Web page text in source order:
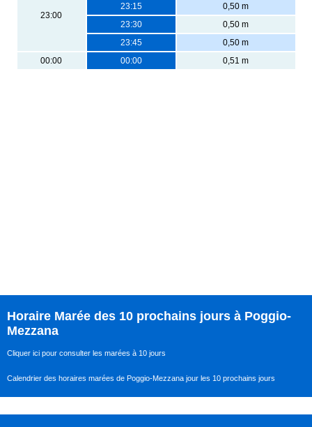
23:00
23:15
0,50 m
23:30
0,50 m
23:45
0,50 m
00:00
00:00 0,51 m
Horaire Marée des 10 prochains jours à Poggio-
Mezzana
Cliquer ici pour consulter les marées à 10 jours
Calendrier des horaires marées de Poggio-Mezzana jour les 10 prochains jours